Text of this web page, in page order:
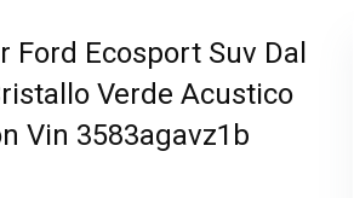
Ford Ecosport Suv Dal
Verde Acustico
Vin 3583agavz1b